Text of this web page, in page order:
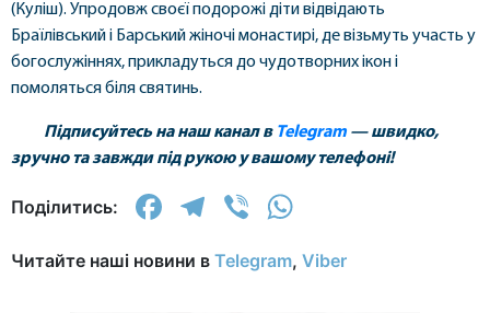
(Куліш). Упродовж своєї подорожі діти відвідають
Браїлівський і Барський жіночі монастирі, де візьмуть участь у
богослужіннях, прикладуться до чудотворних ікон і
помоляться біля святинь.
Підписуйтесь на наш канал в Telegram — швидко,
зручно та завжди під рукою у вашому телефоні!
Поділитись: Facebook
Telegram
Viber
Читайте наші новини в Telegram, Viber